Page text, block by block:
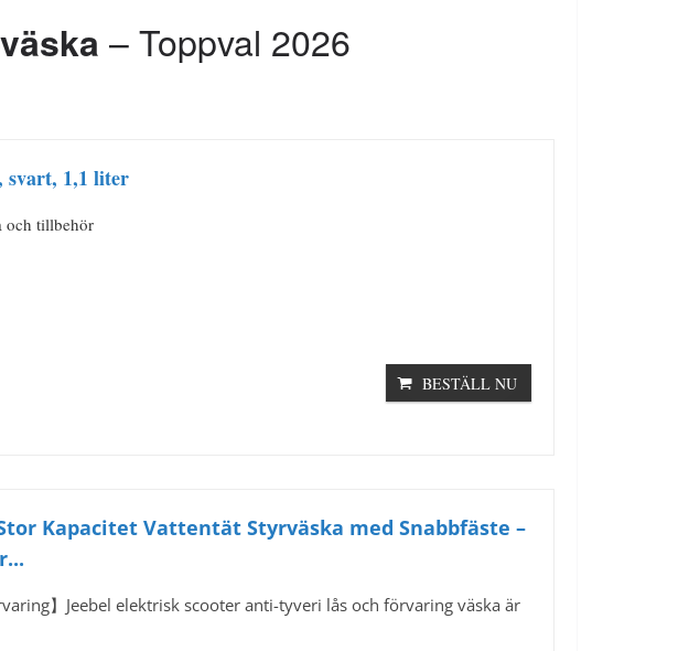
– Toppval 2026
svart, 1,1 liter
och tillbehör
BESTÄLL NU
Kapacitet Vattentät Styrväska med Snabbfäste –
】Jeebel elektrisk scooter anti-tyveri lås och förvaring väska är